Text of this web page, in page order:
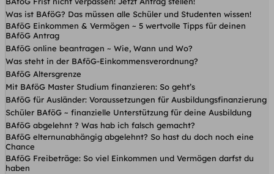
Was ist BAföG? Das müssen alle Schüler und Studenten wissen!
BAföG Einkommen & Vermögen ~ 5 wertvolle Tipps für deinen
BAföG Antrag
BAföG online beantragen ~ Wie, Wann und Wo?
Was steht in der BAföG-Einkommensverordnung?
BAföG Altersgrenze
Mit BAföG Master Studium finanzieren: So geht’s
BAföG für Ausländer: Voraussetzungen für Ausbildungsfinanzierung
Schüler BAföG ~ finanzielle Unterstützung für deine Ausbildung
BAföG abgelehnt ? Was hab ich falsch gemacht?
BAföG elternunabhängig abgelehnt? So hast du doch noch eine
Chance
BAföG Freibeträge: So viel Einkommen und Vermögen darfst du
haben